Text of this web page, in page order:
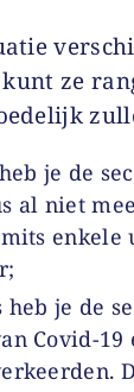
kunt ze
je de
al niet
enkele
heb je de
Covid-